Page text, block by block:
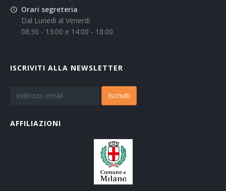
Orari segreteria
Dal Lunedì al Venerdì
08:30 - 13:00 e 14:00 - 18:00
ISCRIVITI ALLA NEWSLETTER
Iscriviti
AFFILIAZIONI